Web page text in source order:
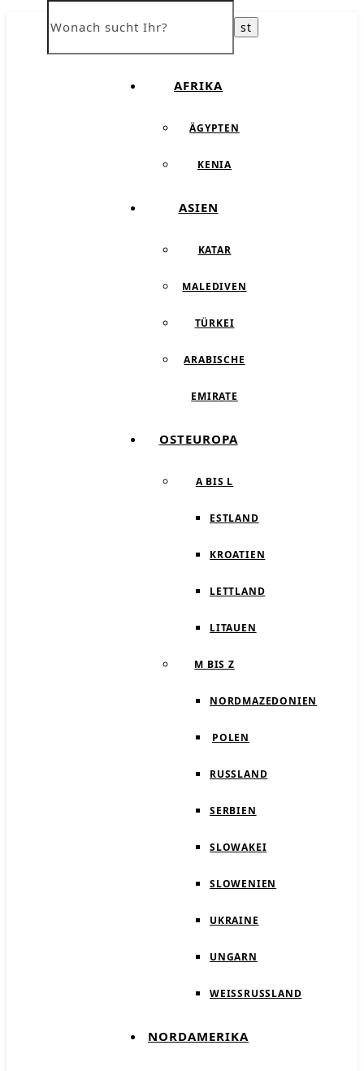
AFRIKA
ÄGYPTEN
KENIA
ASIEN
KATAR
MALEDIVEN
TÜRKEI
ARABISCHE
EMIRATE
OSTEUROPA
A BIS L
ESTLAND
KROATIEN
LETTLAND
LITAUEN
M BIS Z
NORDMAZEDONIEN
POLEN
RUSSLAND
SERBIEN
SLOWAKEI
SLOWENIEN
UKRAINE
UNGARN
WEISSRUSSLAND
NORDAMERIKA